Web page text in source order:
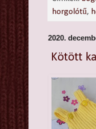
horgolótű,
2020.
Kötött